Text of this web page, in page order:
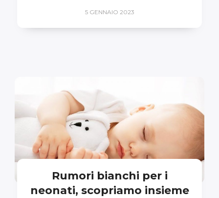
5 GENNAIO 2023
Rumori bianchi per i
neonati, scopriamo insieme